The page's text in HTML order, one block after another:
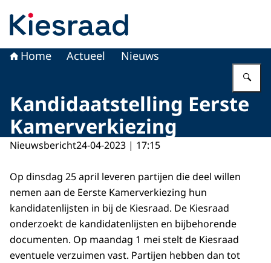
Home Actueel Nieuws
Kandidaatstelling Eerste
Kamerverkiezing
Nieuwsbericht24-04-2023 | 17:15
Op dinsdag 25 april leveren partijen die deel willen
nemen aan de Eerste Kamerverkiezing hun
kandidatenlijsten in bij de Kiesraad. De Kiesraad
onderzoekt de kandidatenlijsten en bijbehorende
documenten. Op maandag 1 mei stelt de Kiesraad
eventuele verzuimen vast. Partijen hebben dan tot